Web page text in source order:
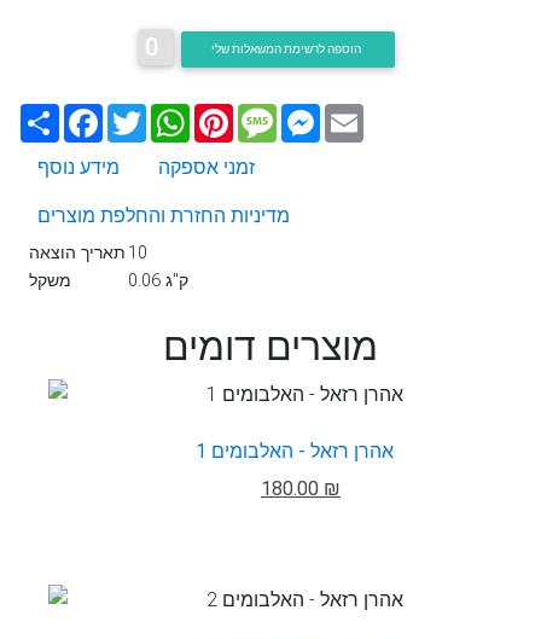
0
שתף Facebook
TwitterWhatsApp
PinterestMessageMessenger
מידע נוסף
זמני אספקה
מדיניות החזרת והחלפת מוצרים
תאריך הוצאה 10
משקל
0.06 ק"ג
מוצרים דומים
אהרן רזאל - האלבומים 1
180.00 ₪